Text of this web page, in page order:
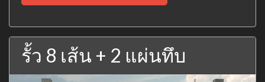
รั้ว 8 เส้น + 2 แผ่นทึบ